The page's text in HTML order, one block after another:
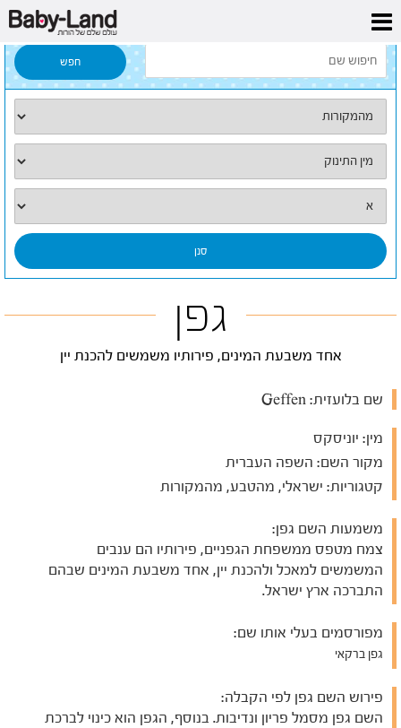
דף הבית
גפן
אחד משבעת המינים, פירותיו משמשים להכנת יין
שם בלועזית:
מין: יוניסקס
מקור השם: השפה העברית
קטגוריות: ישראלי, מהטבע, מהמקורות
משמעות השם גפן:
צמח מטפס ממשפחת הגפניים, פירותיו הם ענבים
המשמשים למאכל ולהכנת יין, אחד משבעת המינים שבהם
התברכה ארץ ישראל.
מפורסמים בעלי אותו שם:
גפן ברקאי
פירוש השם גפן לפי הקבלה:
השם גפן מסמל פריון ונדיבות. בנוסף, הגפן הוא כינוי לברכת